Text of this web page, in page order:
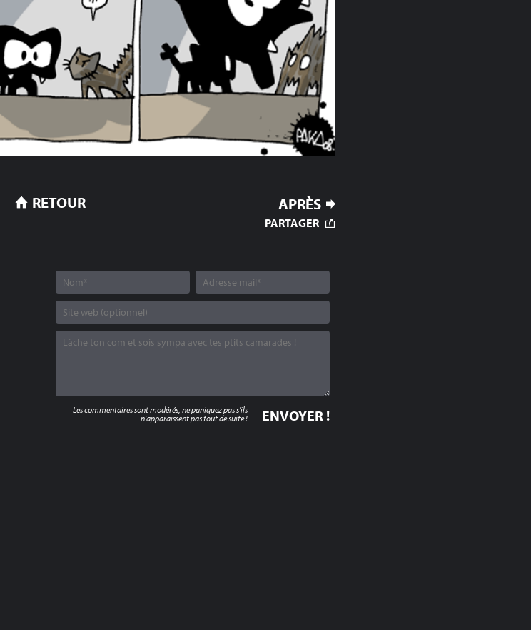
APRÈS
RETOUR
PARTAGER
Les commentaires sont modérés, ne paniquez pas s'ils
n'apparaissent pas tout de suite !